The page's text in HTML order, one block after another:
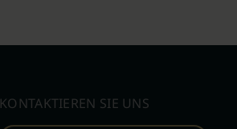
KONTAKTIEREN SIE UNS